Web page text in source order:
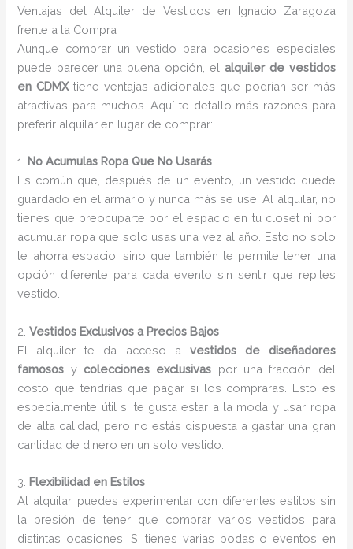
Ventajas del Alquiler de Vestidos en Ignacio Zaragoza
frente a la Compra
Aunque comprar un vestido para ocasiones especiales
puede parecer una buena opción, el alquiler de vestidos
en CDMXtiene ventajas adicionales que podrían ser más
atractivas para muchos. Aquí te detallo más razones para
preferir alquilar en lugar de comprar:
1. No Acumulas Ropa Que No Usarás
Es común que, después de un evento, un vestido quede
guardado en el armario y nunca más se use. Al alquilar, no
tienes que preocuparte por el espacio en tu closet ni por
acumular ropa que solo usas una vez al año. Esto no solo
te ahorra espacio, sino que también te permite tener una
opción diferente para cada evento sin sentir que repites
vestido.
2.Vestidos Exclusivos a Precios Bajos
El alquiler te da acceso a vestidos de diseñadores
famosos ycolecciones exclusivas por una fracción del
costo que tendrías que pagar si los compraras. Esto es
especialmente útil si te gusta estar a la moda y usar ropa
de alta calidad, pero no estás dispuesta a gastar una gran
cantidad de dinero en un solo vestido.
3. Flexibilidad en Estilos
Al alquilar, puedes experimentar con diferentes estilos sin
la presión de tener que comprar varios vestidos para
distintas ocasiones. Si tienes varias bodas o eventos en